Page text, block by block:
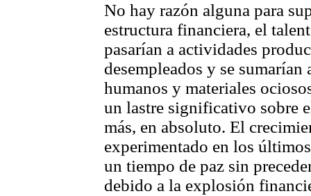
No hay razón alguna para
estructura financiera, el
pasarían a actividades
desempleados y se sumarían
humanos y materiales
un lastre significativo sobre
más, en absoluto. El
experimentado en los
un tiempo de paz sin
debido a la explosión